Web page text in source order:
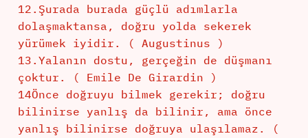
12.Şurada burada güçlü adımlarla
dolaşmaktansa, doğru yolda sekerek
yürümek iyidir. ( Augustinus )
13.Yalanın dostu, gerçeğin de düşmanı
çoktur. ( Emile De Girardin )
14Önce doğruyu bilmek gerekir; doğru
bilinirse yanlış da bilinir, ama önce
yanlış bilinirse doğruya ulaşılamaz. (